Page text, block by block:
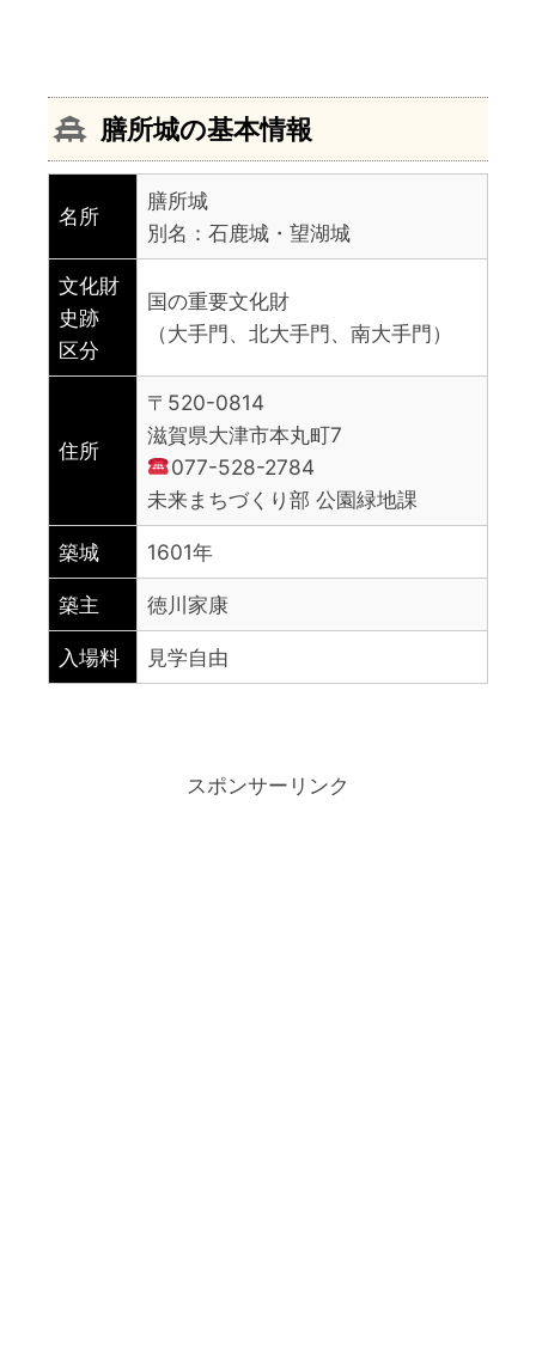
膳所城の基本情報
名所
膳所城
別名：石鹿城・望湖城
文化財
史跡
区分
国の重要文化財
（大手門、北大手門、南大手門）
住所
〒520-0814
滋賀県大津市本丸町7
077-528-2784
未来まちづくり部 公園緑地課
築城 1601年
築主 徳川家康
入場料 見学自由
スポンサーリンク